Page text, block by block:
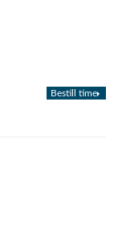
Bestill time